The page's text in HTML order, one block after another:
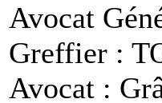
Avocat
Greffier :
Avocat :